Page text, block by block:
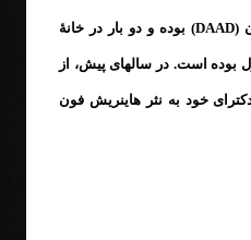
وی تاکنون دو بار بورسیهٔ مرکز خدمات و تبادلات دانشگاهی آلمان (DAAD) بوده و دو بار در خانهٔ
است. در سالهای پیش، از
خود به نثر هاینریش فون